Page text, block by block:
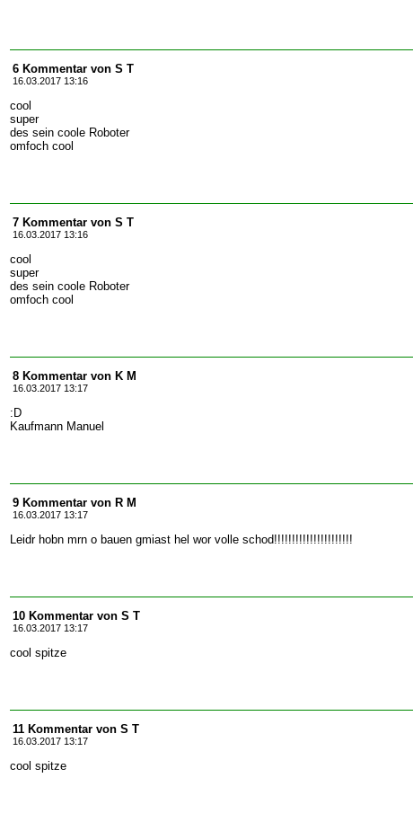
6 Kommentar von S T
16.03.2017 13:16
cool
super
des sein coole Roboter
omfoch cool
7 Kommentar von S T
16.03.2017 13:16
cool
super
des sein coole Roboter
omfoch cool
8 Kommentar von K M
16.03.2017 13:17
:D
Kaufmann Manuel
9 Kommentar von R M
16.03.2017 13:17
Leidr hobn mrn o bauen gmiast hel wor volle schod!!!!!!!!!!!!!!!!!!!!!!
10 Kommentar von S T
16.03.2017 13:17
cool spitze
11 Kommentar von S T
16.03.2017 13:17
cool spitze